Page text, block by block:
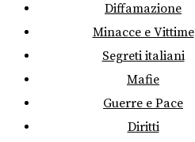
Diffamazione
Minacce e Vittime
Segreti italiani
Mafie
Guerre e Pace
Diritti